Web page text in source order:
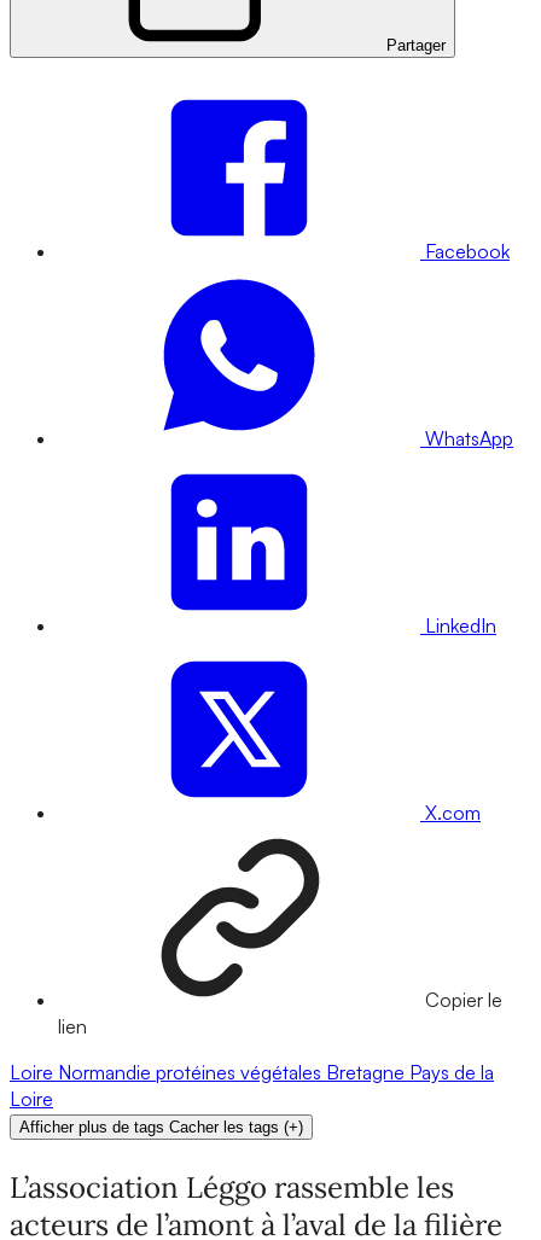
Partager
Facebook
WhatsApp
LinkedIn
X.com
Copier le
lien
Loire Normandie protéines végétales Bretagne Pays de la
Loire
Afficher plus de tags Cacher les tags (+)
L’association Léggo rassemble les
acteurs de l’amont à l’aval de la filière